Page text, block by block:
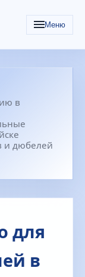
Меню
в
и дюбелей
для
в